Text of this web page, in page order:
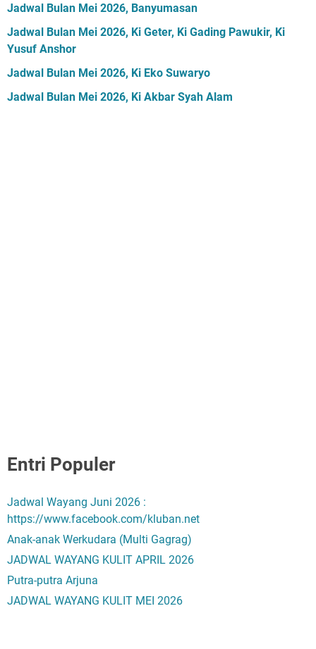
Jadwal Bulan Mei 2026, Banyumasan
Jadwal Bulan Mei 2026, Ki Geter, Ki Gading Pawukir, Ki
Yusuf Anshor
Jadwal Bulan Mei 2026, Ki Eko Suwaryo
Jadwal Bulan Mei 2026, Ki Akbar Syah Alam
Entri Populer
Jadwal Wayang Juni 2026 :
https://www.facebook.com/kluban.net
Anak-anak Werkudara (Multi Gagrag)
JADWAL WAYANG KULIT APRIL 2026
Putra-putra Arjuna
JADWAL WAYANG KULIT MEI 2026